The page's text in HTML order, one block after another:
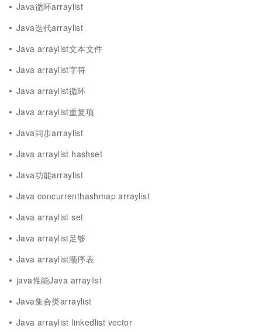
Java循环arraylist
Java迭代arraylist
Java arraylist文本文件
Java arraylist字符
Java arraylist循环
Java arraylist重复项
Java同步arraylist
Java arraylist hashset
Java功能arraylist
Java concurrenthashmap arraylist
Java arraylist set
Java arraylist足够
Java arraylist顺序表
java性能Java arraylist
Java集合类arraylist
Java arraylist linkedlist vector